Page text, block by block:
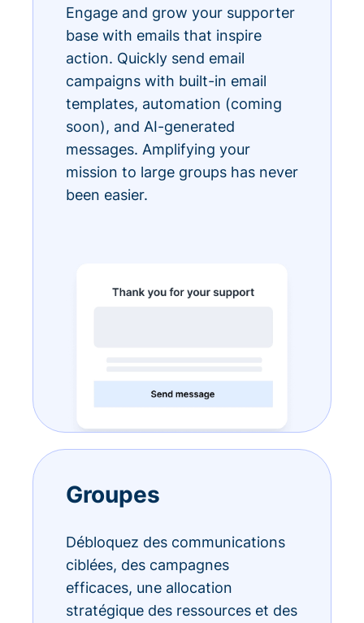
Engage and grow your supporter
base with emails that inspire
action. Quickly send email
campaigns with built-in email
templates, automation (coming
soon), and AI-generated
messages. Amplifying your
mission to large groups has never
been easier.
Groupes
Débloquez des communications
ciblées, des campagnes
efficaces, une allocation
stratégique des ressources et des